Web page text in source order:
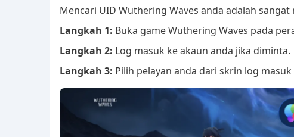
Mencari UID Wuthering Waves anda adalah sangat
Langkah 1: Buka game Wuthering Waves pada
Langkah 2: Log masuk ke akaun anda jika diminta.
Langkah 3: Pilih pelayan anda dari skrin log